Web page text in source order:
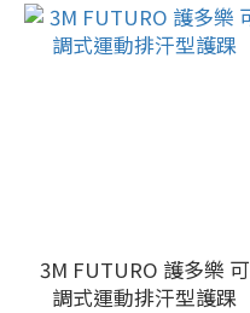
3M FUTURO 護多樂 可
調式運動排汗型護踝